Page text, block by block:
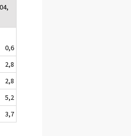
0,6
2,8
2,8
5,2
3,7